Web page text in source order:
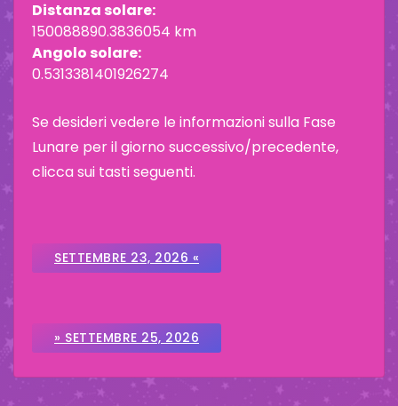
Distanza solare:
150088890.3836054 km
Angolo solare:
0.5313381401926274
Se desideri vedere le informazioni sulla Fase
Lunare per il giorno successivo/precedente,
clicca sui tasti seguenti.
SETTEMBRE 23, 2026 «
» SETTEMBRE 25, 2026